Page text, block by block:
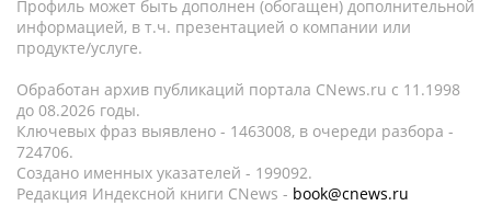
Профиль может быть дополнен (обогащен) дополнительной
информацией, в т.ч. презентацией о компании или
продукте/услуге.
Обработан архив публикаций портала CNews.ru c 11.1998
до 08.2026 годы.
Ключевых фраз выявлено - 1463008, в очереди разбора -
724706.
Создано именных указателей - 199092.
Редакция Индексной книги CNews - book@cnews.ru